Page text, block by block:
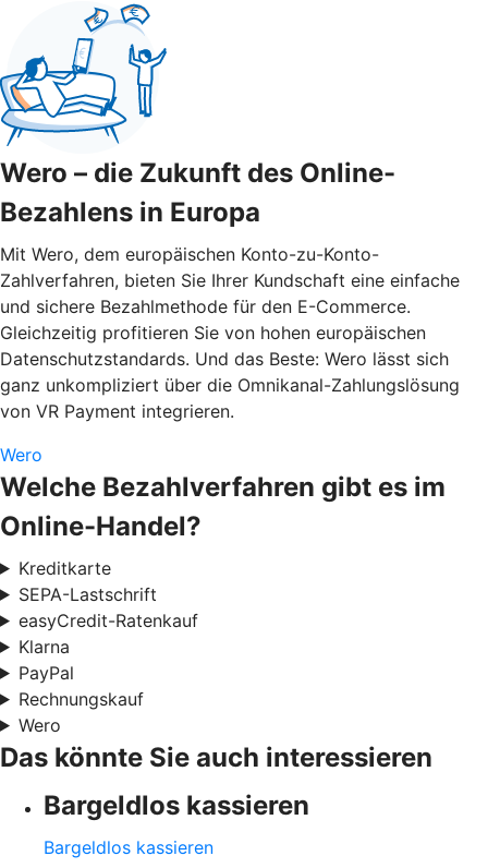
Wero – die Zukunft des Online-
Bezahlens in Europa
Mit Wero, dem europäischen Konto-zu-Konto-
Zahlverfahren, bieten Sie Ihrer Kundschaft eine einfache
und sichere Bezahlmethode für den E-Commerce.
Gleichzeitig profitieren Sie von hohen europäischen
Datenschutzstandards. Und das Beste: Wero lässt sich
ganz unkompliziert über die Omnikanal-Zahlungslösung
von VR Payment integrieren.
Wero
Welche Bezahlverfahren gibt es im
Online-Handel?
Kreditkarte
SEPA-Lastschrift
easyCredit-Ratenkauf
Klarna
PayPal
Rechnungskauf
Wero
Das könnte Sie auch interessieren
Bargeldlos kassieren
Bargeldlos kassieren